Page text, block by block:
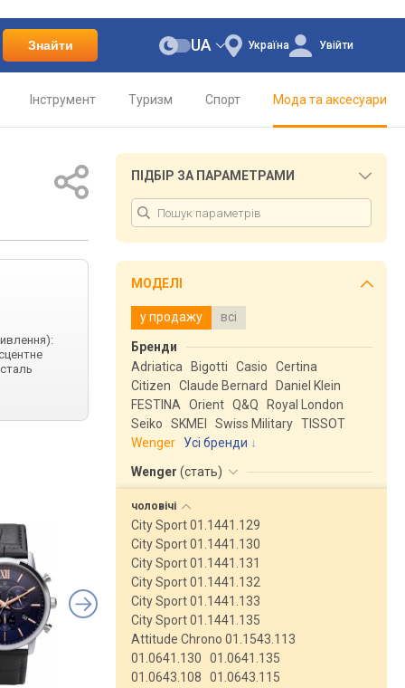
Знайти Україна
UA Увійти
Інструмент Туризм Спорт Мода та аксесуари
ПІДБІР ЗА ПАРАМЕТРАМИ
МОДЕЛІ
у продажу всі
Бренди
Adriatica
Bigotti Casio
Certina
Citizen
Claude Bernard
Daniel Klein
FESTINA
Orient Q&Q
Royal London
Seiko
SKMEI Swiss Military TISSOT
Wenger
Усі бренди
Wenger (стать)
чоловічі
City Sport 01.1441.129
City Sport 01.1441.130
City Sport 01.1441.131
City Sport 01.1441.132
City Sport 01.1441.133
City Sport 01.1441.135
Attitude Chrono 01.1543.113
01.0641.130
01.0641.135
01.0643.108
01.0643.115